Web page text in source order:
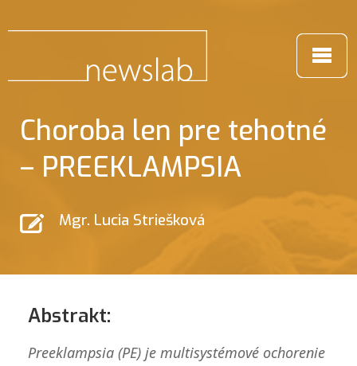
Choroba len pre tehotné
– PREEKLAMPSIA
Mgr. Lucia Striešková
Abstrakt:
Preeklampsia (PE) je multisystémové ochorenie